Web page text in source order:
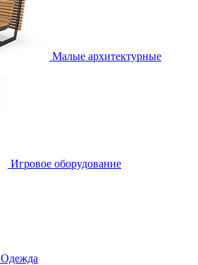
Малые архитектурные
Игровое оборудование
Одежда